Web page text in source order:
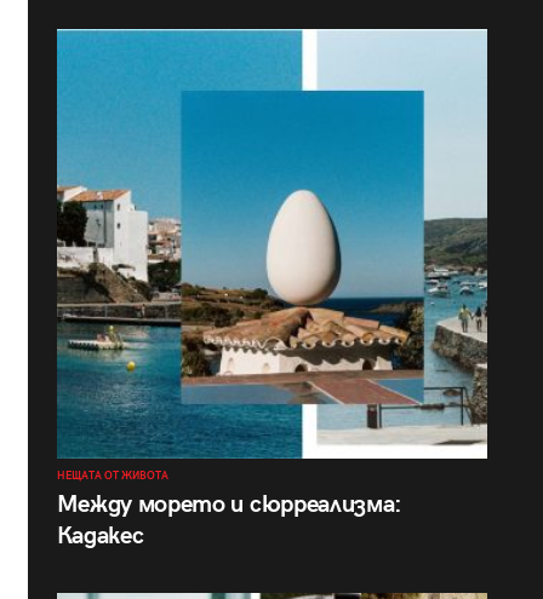
НЕЩАТА ОТ ЖИВОТА
Между морето и сюрреализма:
Кадакес